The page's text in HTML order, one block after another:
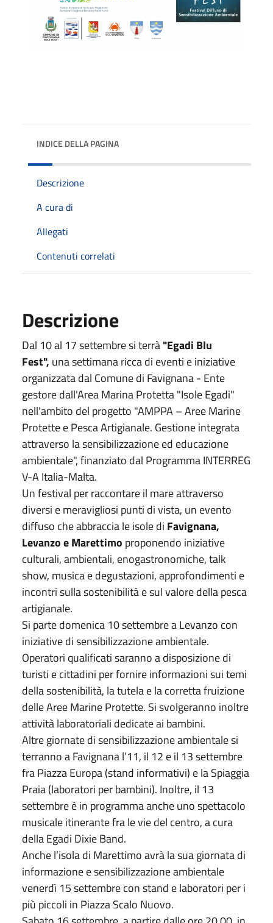
INDICE DELLA PAGINA
Descrizione
A cura di
Allegati
Contenuti correlati
Descrizione
Dal 10 al 17 settembre si terrà"Egadi Blu
Fest", una settimana ricca di eventi e iniziative
organizzata dal Comune di Favignana - Ente
gestore dall'Area Marina Protetta "Isole Egadi"
nell'ambito del progetto "AMPPA – Aree Marine
Protette e Pesca Artigianale. Gestione integrata
attraverso la sensibilizzazione ed educazione
ambientale", finanziato dal Programma INTERREG
V-A Italia-Malta.
Un festival per raccontare il mare attraverso
diversi e meravigliosi punti di vista, un evento
diffuso che abbraccia le isole di Favignana,
Levanzo e Marettimo proponendo iniziative
culturali, ambientali, enogastronomiche, talk
show, musica e degustazioni, approfondimenti e
incontri sulla sostenibilità e sul valore della pesca
artigianale.
Si parte domenica 10 settembrea Levanzo con
iniziative di sensibilizzazione ambientale.
Operatori qualificati saranno a disposizione di
turisti e cittadini per fornire informazioni sui temi
della sostenibilità, la tutela e la corretta fruizione
delle Aree Marine Protette. Si svolgeranno inoltre
attività laboratoriali dedicate ai bambini.
Altre giornate di sensibilizzazione ambientale si
terranno a Favignana l’11, il 12 e il 13 settembre
fra Piazza Europa (stand informativi) e la Spiaggia
Praia (laboratori per bambini). Inoltre, il 13
settembre è in programma anche uno spettacolo
musicale itinerante fra le vie del centro, a cura
della Egadi Dixie Band.
Anche l’isola di Marettimo avrà la sua giornata di
informazione e sensibilizzazione ambientale
venerdì 15 settembre con stand e laboratori per i
più piccoli in Piazza Scalo Nuovo.